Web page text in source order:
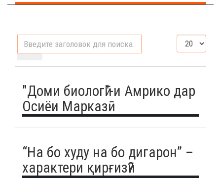
заголовок
поиска...
Кол-
"Доми биологӣ"-и Амрико дар
Осиёи Марказӣ
“На бо худу на бо дигарон” –
характери қирғизӣ?